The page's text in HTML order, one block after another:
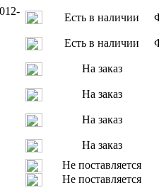
Есть в наличии
Есть в наличии
На заказ
На заказ
На заказ
На заказ
Не поставляется
Не поставляется